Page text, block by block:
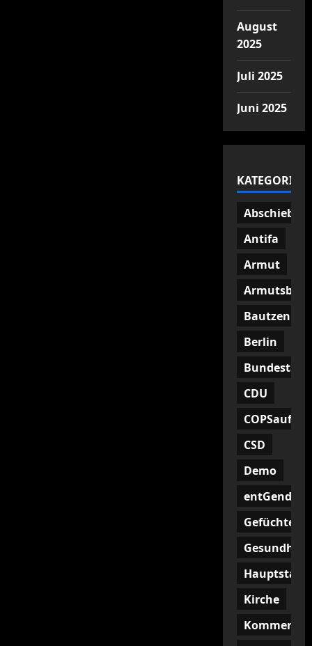
August
2025
Juli 2025
Juni 2025
KATEGORIEN
Antifa
Armut
Bautzen
Berlin
Bundestag
CDU
CSD
Demo
entGendern
Gefüchtete
Gesundheit
Hauptstadt
Kirche
Kommentar